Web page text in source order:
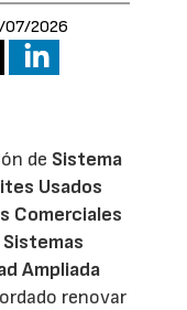
07/2026
de Sistema
Usados
Comerciales
Sistemas
Ampliada
renovar